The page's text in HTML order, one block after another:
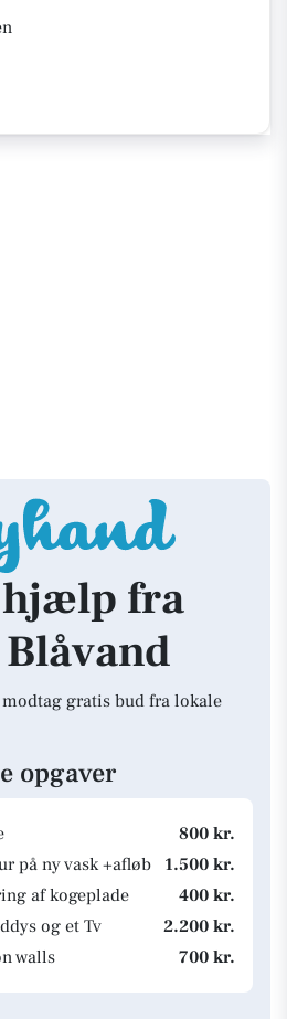
fra
gratis bud fra lokale
opgaver
800 kr.
på ny vask +afløb
1.500 kr.
af kogeplade
400 kr.
og et Tv
2.200 kr.
walls
700 kr.